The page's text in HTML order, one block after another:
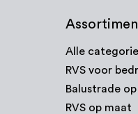
Alle
RVS voor
Balustrade
RVS op maat